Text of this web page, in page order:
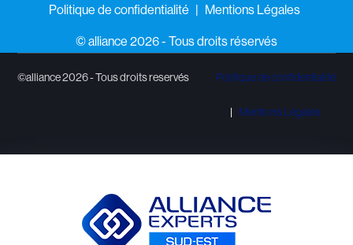
Politique de confidentialité
Mentions Légales
©️ alliance 2026 - Tous droits réservés
©alliance 2026 - Tous droits reservés Politique de confidentialité
Mentions Légales